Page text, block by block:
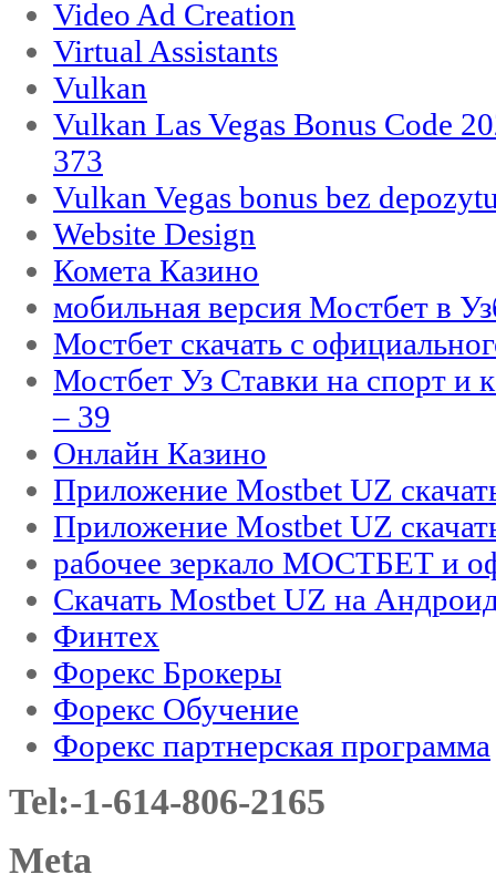
Video Ad Creation
Virtual Assistants
Vulkan
Vulkan Las Vegas Bonus Code
373
Vulkan Vegas bonus bez
Website Design
Комета Казино
мобильная версия Мостбет в
Мостбет скачать с
Мостбет Уз Ставки на спорт и
– 39
Онлайн Казино
Приложение Mostbet UZ
Приложение Mostbet UZ
рабочее зеркало МОСТБЕТ и
Скачать Mostbet UZ на
Финтех
Форекс Брокеры
Форекс Обучение
Форекс партнерская программа
Tel:-1-614-806-2165
Meta